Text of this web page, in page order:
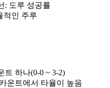
: 도루 성공률
적인 주루
트 하나(0-0 ~ 3-2)
운트에서 타율이 높음